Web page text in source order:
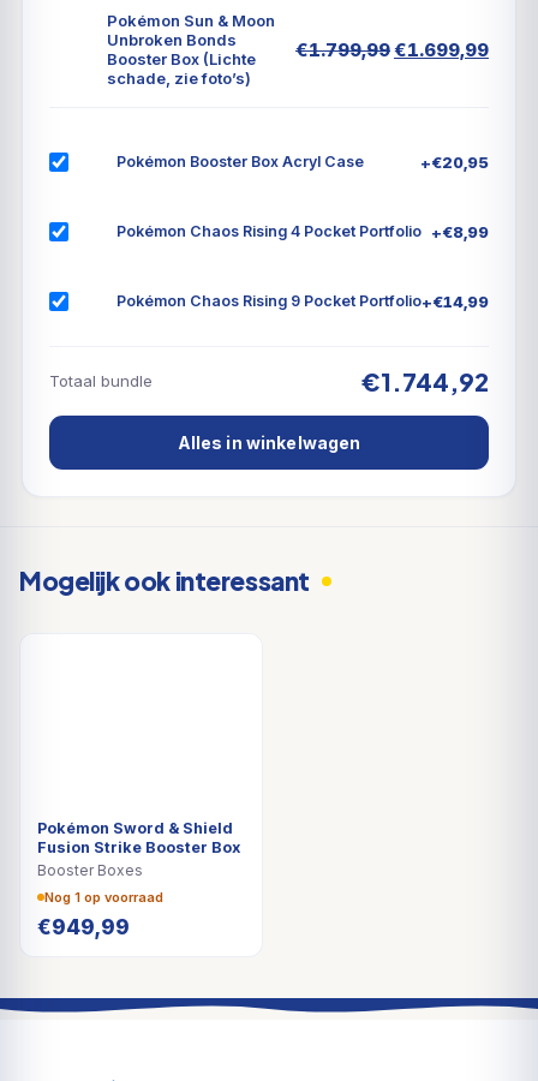
Pokémon Sun & Moon
Unbroken Bonds
Booster Box (Lichte
schade, zie foto’s)
€1.799,99€1.699,99
Pokémon Booster Box Acryl Case +€20,95
Pokémon Chaos Rising 4 Pocket Portfolio +€8,99
Pokémon Chaos Rising 9 Pocket Portfolio+€14,99
Totaal bundle €1.744,92
Alles in winkelwagen
Mogelijk ook interessant
Pokémon Sword & Shield
Fusion Strike Booster Box
Booster Boxes
Nog 1 op voorraad
€949,99